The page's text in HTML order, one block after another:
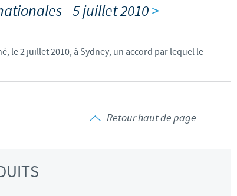
- 5 juillet 2010>
le 2 juillet 2010, à Sydney, un accord par lequel le
Retour haut de page